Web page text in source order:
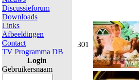
Discussieforum
Downloads
Links
Afbeeldingen
Contact
TV Programma DB
Login
Gebruikersnaam
301